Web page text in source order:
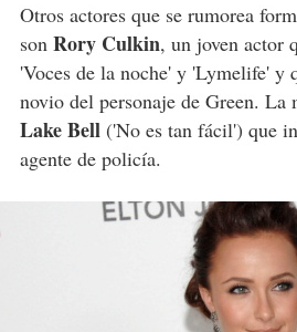
Otros actores que se rumorea
son Rory Culkin, un joven actor
'Voces de la noche' y 'Lymelife' y
novio del personaje de Green. La
Lake Bell('No es tan fácil') que
agente de policía.